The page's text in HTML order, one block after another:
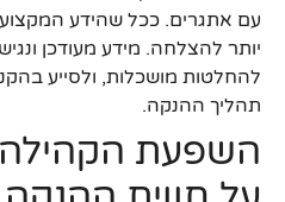
עם אתגרים. ככל שהידע המקצועי
יותר להצלחה. מידע מעודכן
להחלטות מושכלות, ולסייע
תהליך ההנקה.
השפעת הקהילה